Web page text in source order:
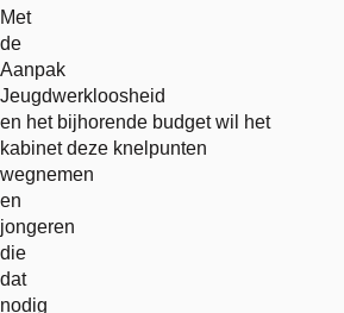
Met
de
Aanpak
Jeugdwerkloosheid
en het bijhorende budget wil het
kabinet deze knelpunten
wegnemen
en
jongeren
die
dat
nodig